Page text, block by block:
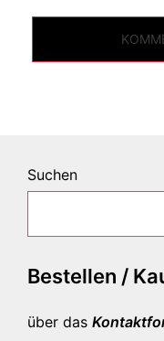
Suchen
Bestellen /
über das